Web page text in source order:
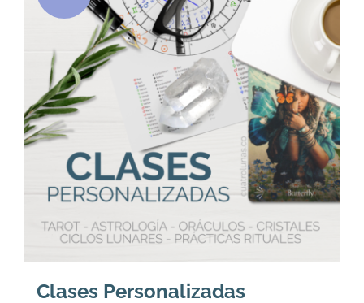
Clases Personalizadas